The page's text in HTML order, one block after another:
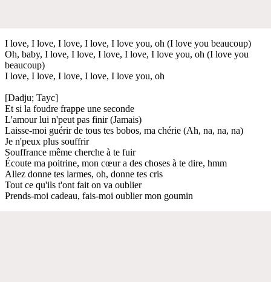
I love, I love, I love, I love, I love you, oh (I love you beaucoup)
Oh, baby, I love, I love, I love, I love, I love you, oh (I love you
beaucoup)
I love, I love, I love, I love, I love you, oh
[Dadju; Tayc]
Et si la foudre frappe une seconde
L'amour lui n'peut pas finir (Jamais)
Laisse-moi guérir de tous tes bobos, ma chérie (Ah, na, na, na)
Je n'peux plus souffrir
Souffrance même cherche à te fuir
Écoute ma poitrine, mon cœur a des choses à te dire, hmm
Allez donne tes larmes, oh, donne tes cris
Tout ce qu'ils t'ont fait on va oublier
Prends-moi cadeau, fais-moi oublier mon goumin